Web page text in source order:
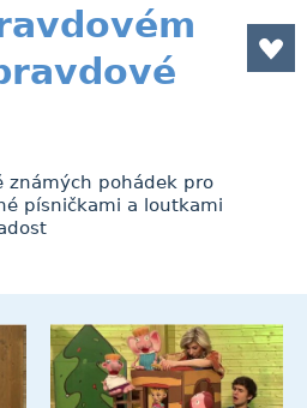
známých pohádek pro
písničkami a loutkami